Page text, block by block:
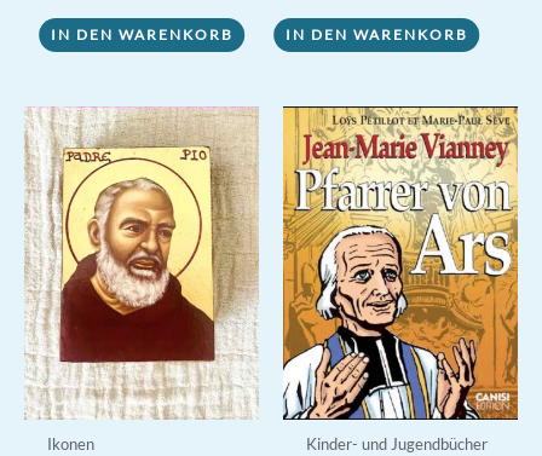
IN DEN WARENKORB IN DEN WARENKORB
Ikonen Kinder- und Jugendbücher